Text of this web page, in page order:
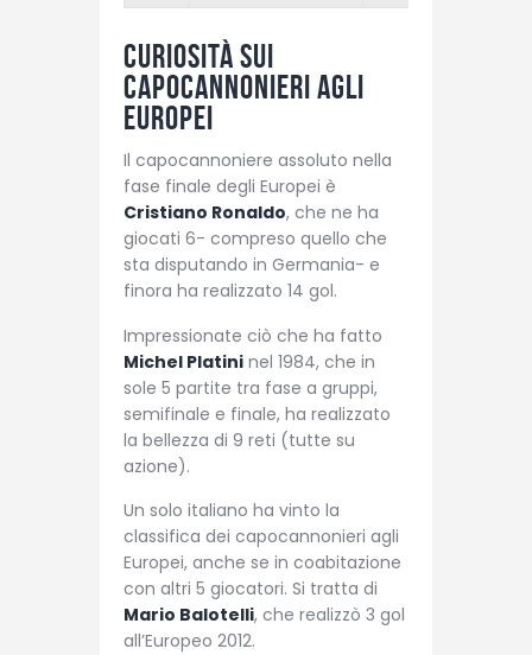
Curiosità sui
capocannonieri agli
Europei
Il capocannoniere assoluto nella
fase finale degli Europei è
Cristiano Ronaldo, che ne ha
giocati 6- compreso quello che
sta disputando in Germania- e
finora ha realizzato 14 gol.
Impressionate ciò che ha fatto
Michel Platini nel 1984, che in
sole 5 partite tra fase a gruppi,
semifinale e finale, ha realizzato
la bellezza di 9 reti (tutte su
azione).
Un solo italiano ha vinto la
classifica dei capocannonieri agli
Europei, anche se in coabitazione
con altri 5 giocatori. Si tratta di
Mario Balotelli, che realizzò 3 gol
all’Europeo 2012.